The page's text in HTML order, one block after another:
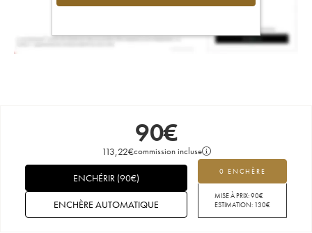
90€
113,22€commission incluse
0 ENCHÈRE
MISE À PRIX:90€
ESTIMATION: 130€
ENCHÉRIR (90€)
ENCHÈRE AUTOMATIQUE